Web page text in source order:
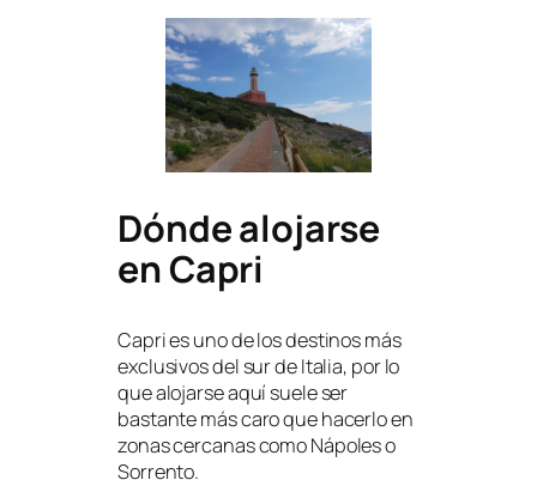
Dónde alojarse
en Capri
Capri es uno de los destinos más
exclusivos del sur de Italia, por lo
que alojarse aquí suele ser
bastante más caro que hacerlo en
zonas cercanas como Nápoles o
Sorrento.